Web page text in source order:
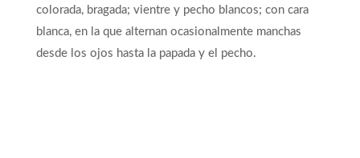
colorada, bragada; vientre y pecho blancos; con cara
blanca, en la que alternan ocasionalmente manchas
desde los ojos hasta la papada y el pecho.